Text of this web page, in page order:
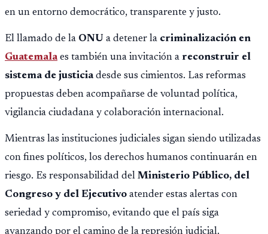
en un entorno democrático, transparente y justo.
El llamado de la ONU a detener la criminalización en
Guatemala es también una invitación a reconstruir el
sistema de justiciadesde sus cimientos. Las reformas
propuestas deben acompañarse de voluntad política,
vigilancia ciudadana y colaboración internacional.
Mientras las instituciones judiciales sigan siendo utilizadas
con fines políticos, los derechos humanos continuarán en
riesgo. Es responsabilidad del Ministerio Público, del
Congreso y del Ejecutivo atender estas alertas con
seriedad y compromiso, evitando que el país siga
avanzando por el camino de la represión judicial.